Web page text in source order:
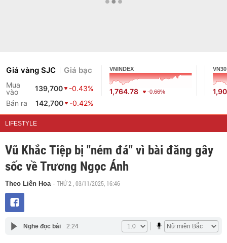
Giá vàng SJC Giá bạc
Mua
vào
139,700
-0.43%
Bán ra
142,700 -0.42%
VNINDEX
1,764.78 -0.66%
VN30
LIFESTYLE
Vũ Khắc Tiệp bị "ném đá" vì bài đăng gây
sốc về Trương Ngọc Ánh
Theo Liên Hoa - THỨ 2 , 03/11/2025, 16:46
Nghe đọc bài 2:24